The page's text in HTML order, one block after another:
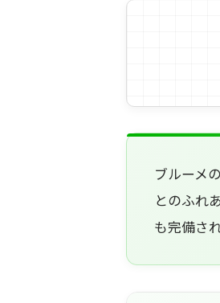
ブルーメ
とのふれ
も完備さ